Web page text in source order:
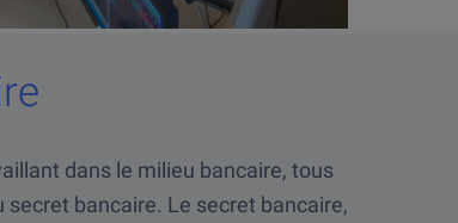
dans le milieu bancaire, tous
bancaire. Le secret bancaire,